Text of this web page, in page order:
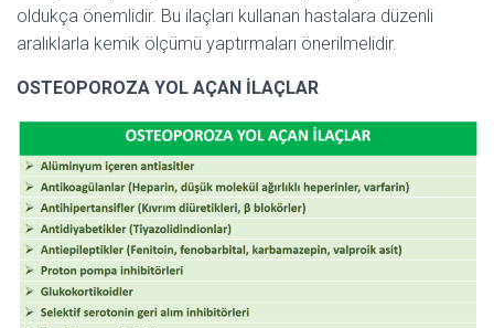
oldukça önemlidir. Bu ilaçları kullanan hastalara düzenli
aralıklarla kemik ölçümü yaptırmaları önerilmelidir.
OSTEOPOROZA YOL AÇAN İLAÇLAR